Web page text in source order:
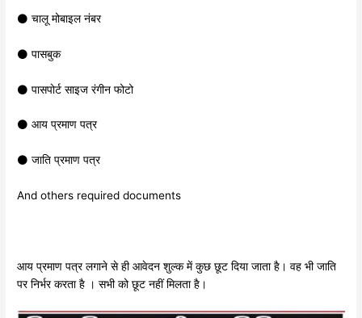
⚫ चालू मोबाइल नंबर
⚫ पासबुक
⚫ पासपोर्ट साइज रंगीन फोटो
⚫ आय प्रमाण पत्र
⚫ जाति प्रमाण पत्र
And others required documents
आय प्रमाण पत्र लगाने से ही आवेदन शुल्क में कुछ छूट दिया जाता है। वह भी जाति
पर निर्भर करता है । सभी को छूट नहीं मिलता है।